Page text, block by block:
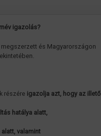
igazolás?
és Magyarországon
részére igazolja azt, hogy az illető
hatálya alatt,
valamint